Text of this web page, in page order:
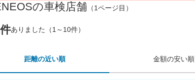
の車検店舗 （1ページ目）
ありました（1～10件）
距離の近い順 金額の安い順